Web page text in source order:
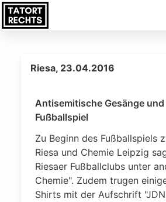
Riesa, 23.04.2016
Antisemitische Gesänge
Fußballspiel
Zu Beginn des Fußballspiels
Riesa und Chemie Leipzig
Riesaer Fußballclubs unter
Chemie". Zudem trugen
Shirts mit der Aufschrift